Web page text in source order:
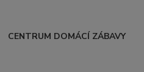
CENTRUM DOMÁCÍ ZÁBAVY